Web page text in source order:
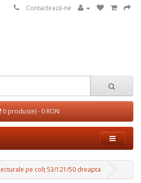
Contactează-ne
0 produs(e) - 0 RON
pe colț 53/121/50 dreapta